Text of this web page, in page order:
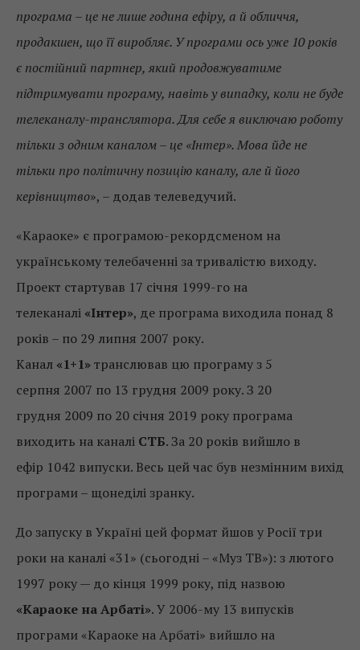
програма – це не лише година ефіру, а й обличчя,
продакшен, що її виробляє. У програми ось уже 10 років
є постійний партнер, який продовжуватиме
підтримувати програму, навіть у випадку, коли не буде
телеканалу-транслятора. Для себе я виключаю роботу
тільки з одним каналом – це «Інтер». Мова йде не
тільки про політичну позицію каналу, але й його
керівництво», – додав телеведучий.
«Караоке» є програмою-рекордсменом на
українському телебаченні за тривалістю виходу.
Проект стартував 17 січня 1999-го на
телеканалі «Інтер», де програма виходила понад 8
років – по 29 липня 2007 року.
Канал «1+1»транслював цю програму з 5
серпня 2007 по 13 грудня 2009 року. З 20
грудня 2009 по 20 січня 2019 року програма
виходить на каналі СТБ. За 20 років вийшло в
ефір 1042 випуски. Весь цей час був незмінним вихід
програми – щонеділі зранку.
До запуску в Україні цей формат йшов у Росії три
роки на каналі «31» (сьогодні – «Муз ТВ»): з лютого
1997 року — до кінця 1999 року, під назвою
«Караоке на Арбаті». У 2006-му 13 випусків
програми «Караоке на Арбаті» вийшло на